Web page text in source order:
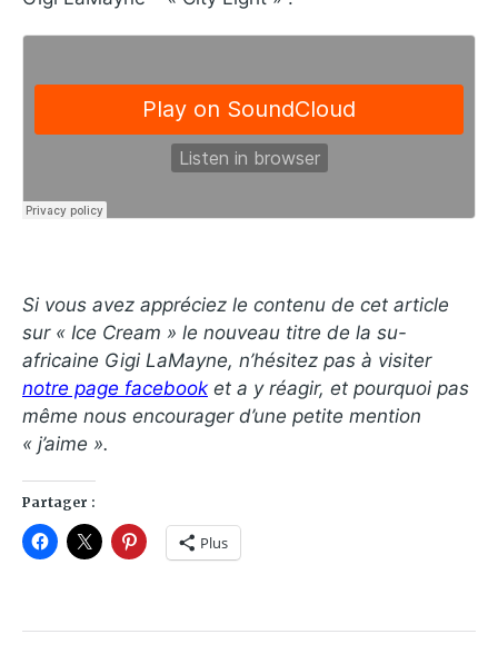
Si vous avez appréciez le contenu de cet article
sur « Ice Cream » le nouveau titre de la su-
africaine Gigi LaMayne, n’hésitez pas à visiter
notre page facebook et a y réagir, et pourquoi pas
même nous encourager d’une petite mention
« j’aime ».
Partager :
Plus